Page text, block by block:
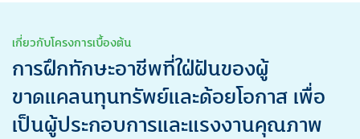
เกี่ยวกับโครงการเบื้องต้น
การฝึกทักษะอาชีพที่ใฝ่ฝันของผู้
ขาดแคลนทุนทรัพย์และด้อยโอกาส เพื่อ
เป็นผู้ประกอบการและแรงงานคุณภาพ